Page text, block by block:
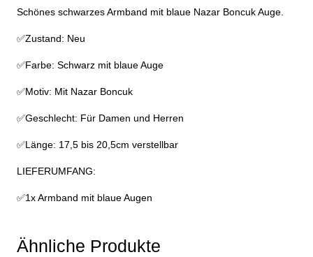
Armreif
Schönes schwarzes Armband mit blaue Nazar Boncuk Auge.
✅Zustand: Neu
✅Farbe: Schwarz mit blaue Auge
✅Motiv: Mit Nazar Boncuk
✅Geschlecht: Für Damen und Herren
✅Länge: 17,5 bis 20,5cm verstellbar
LIEFERUMFANG:
✅1x Armband mit blaue Augen
Ähnliche Produkte